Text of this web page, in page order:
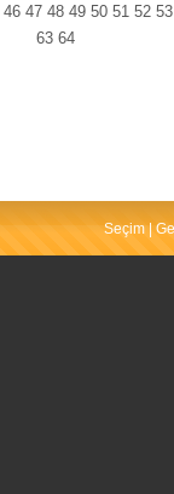
46 47 48 49 50 51 52 53
63 64
Seçim